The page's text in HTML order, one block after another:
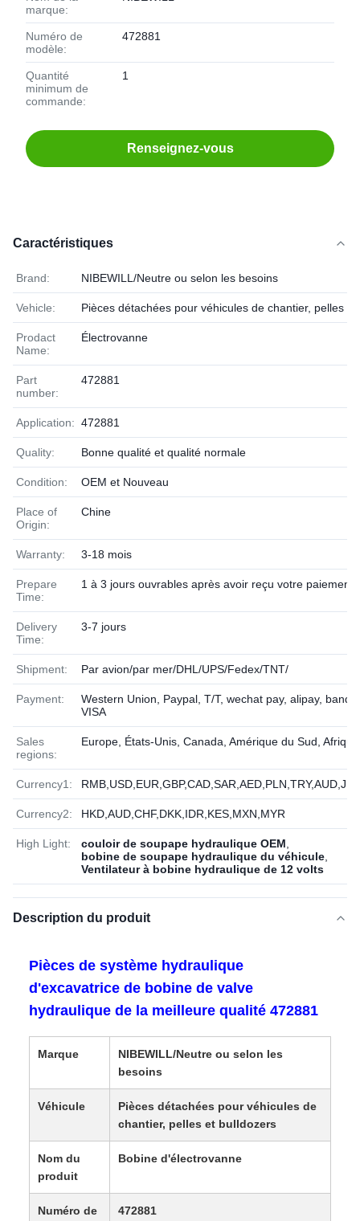
marque:
Numéro de
modèle:
472881
Quantité
minimum de
commande:
1
Renseignez-vous
Caractéristiques
Brand: NIBEWILL/Neutre ou selon les besoins
Vehicle: Pièces détachées pour véhicules de chantier, pelles
Prodact
Name:
Électrovanne
Part
number:
472881
Application: 472881
Quality: Bonne qualité et qualité normale
Condition: OEM et Nouveau
Place of
Origin:
Chine
Warranty: 3-18 mois
Prepare
Time:
1 à 3 jours ouvrables après avoir reçu votre paiement
Delivery
Time:
3-7 jours
Shipment: Par avion/par mer/DHL/UPS/Fedex/TNT/
Payment:
Western Union, Paypal, T/T, wechat pay, alipay,
VISA
Sales
regions:
Europe, États-Unis, Canada, Amérique du Sud,
Currency1:
Currency2: HKD,AUD,CHF,DKK,IDR,KES,MXN,MYR
High Light: couloir de soupape hydraulique OEM
bobine de soupape hydraulique du véhicule
Ventilateur à bobine hydraulique de 12 volts
Description du produit
Pièces de système hydraulique
d'excavatrice de bobine de valve
hydraulique de la meilleure qualité 472881
Marque
NIBEWILL/Neutre ou selon les
besoins
Véhicule
Pièces détachées pour véhicules de
chantier, pelles et bulldozers
Nom du
produit
Bobine d'électrovanne
Numéro de 472881